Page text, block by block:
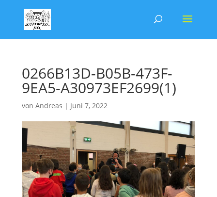
0266B13D-B05B-473F-
9EA5-A30973EF2699(1)
von Andreas | Juni 7, 2022